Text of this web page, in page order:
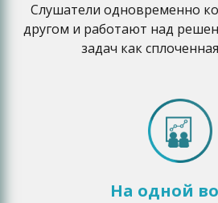
Слушатели одновременно
другом и работают над
задач как
На одной